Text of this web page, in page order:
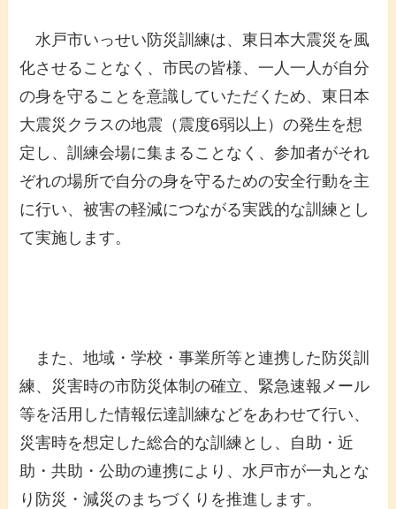
水戸市いっせい防災訓練は、東日本大震災を風
化させることなく、市民の皆様、一人一人が自分
の身を守ることを意識していただくため、東日本
大震災クラスの地震（震度6弱以上）の発生を想
定し、訓練会場に集まることなく、参加者がそれ
ぞれの場所で自分の身を守るための安全行動を主
に行い、被害の軽減につながる実践的な訓練とし
て実施します。
また、地域・学校・事業所等と連携した防災訓
練、災害時の市防災体制の確立、緊急速報メール
等を活用した情報伝達訓練などをあわせて行い、
災害時を想定した総合的な訓練とし、自助・近
助・共助・公助の連携により、水戸市が一丸とな
り防災・減災のまちづくりを推進します。